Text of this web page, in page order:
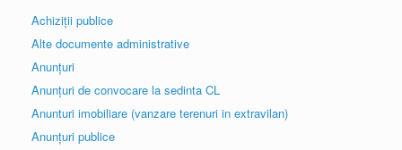
Achiziții publice
Alte documente administrative
Anunțuri
Anunțuri de convocare la sedinta CL
Anunturi imobiliare (vanzare terenuri in extravilan)
Anunțuri publice